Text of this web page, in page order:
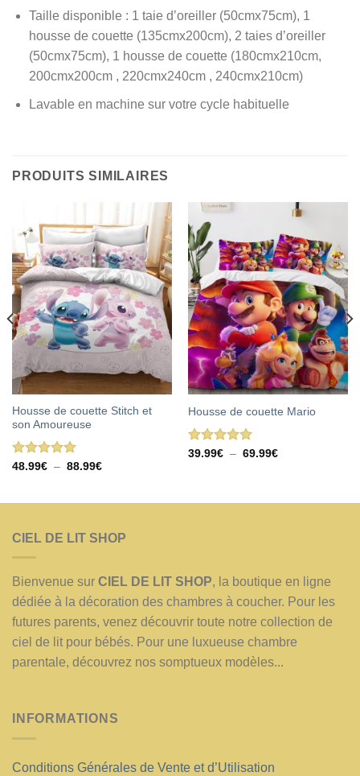
Taille disponible : 1 taie d’oreiller (50cmx75cm), 1
housse de couette (135cmx200cm), 2 taies d’oreiller
(50cmx75cm), 1 housse de couette (180cmx210cm,
200cmx200cm , 220cmx240cm , 240cmx210cm)
Lavable en machine sur votre cycle habituelle
PRODUITS SIMILAIRES
Housse de couette Stitch et
son Amoureuse
Note5.00
48.99€ – 88.99€Plage
Housse de couette Mario
Note5.00
39.99€ – 69.99€Plage
69.99€
CIEL DE LIT SHOP
Bienvenue sur CIEL DE LIT SHOP, la boutique en ligne
dédiée à la décoration des chambres à coucher. Pour les
futures parents, venez découvrir toute notre collection de
ciel de lit pour bébés. Pour une luxueuse chambre
parentale, découvrez nos somptueux modèles...
INFORMATIONS
Conditions Générales de Vente et d’Utilisation